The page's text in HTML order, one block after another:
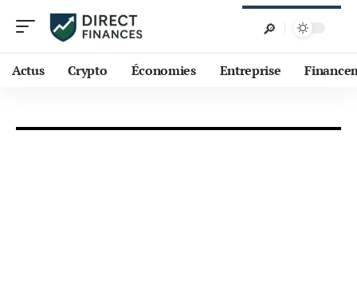
Actus Crypto Économies Entreprise